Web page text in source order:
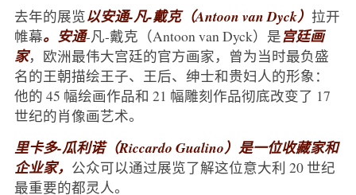
去年的展览以安通-凡-戴克（Antoon van Dyck） 拉开
帷幕。安通-凡-戴克（Antoon van Dyck）是宫廷画
家，欧洲最伟大宫廷的官方画家，曾为当时最负盛
名的王朝描绘王子、王后、绅士和贵妇人的形象：
他的 45 幅绘画作品和 21 幅雕刻作品彻底改变了 17
世纪的肖像画艺术。
里卡多-瓜利诺（Riccardo Gualino）是一位收藏家和
企业家， 公众可以通过展览了解这位意大利 20 世纪
最重要的都灵人。